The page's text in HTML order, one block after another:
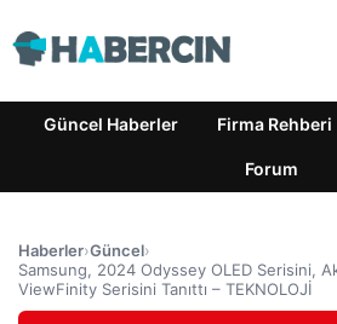
Güncel Haberler Firma Rehberi
Forum
Haberler›Güncel›
Samsung, 2024 Odyssey OLED Serisini,
ViewFinity Serisini Tanıttı – TEKNOLOJİ